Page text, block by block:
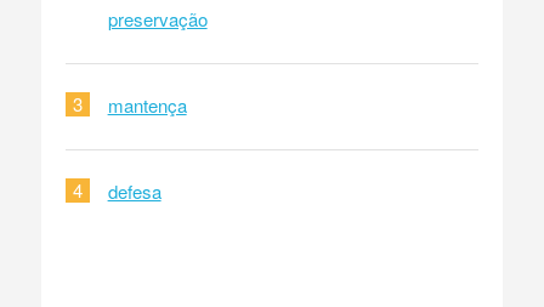
preservação
3 mantença
4 defesa